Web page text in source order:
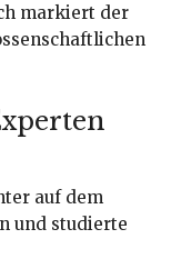
markiert der
auf dem
und studierte